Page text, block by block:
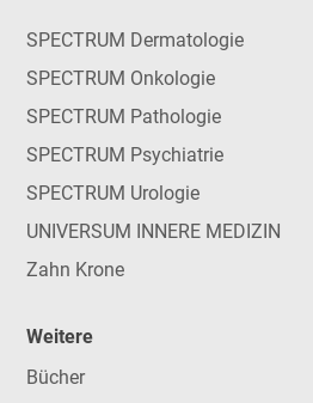
SPECTRUM Dermatologie
SPECTRUM Onkologie
SPECTRUM Pathologie
SPECTRUM Psychiatrie
SPECTRUM Urologie
UNIVERSUM INNERE MEDIZIN
Zahn Krone
Weitere
Bücher